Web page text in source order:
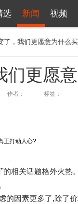
选 新闻 视频
了，我们更愿意为什么
们更愿
作者： 标签：
正打动人心?
的相关话题格外火
的因素更多了,除了